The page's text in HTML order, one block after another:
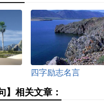
四字励志名言
】相关文章：